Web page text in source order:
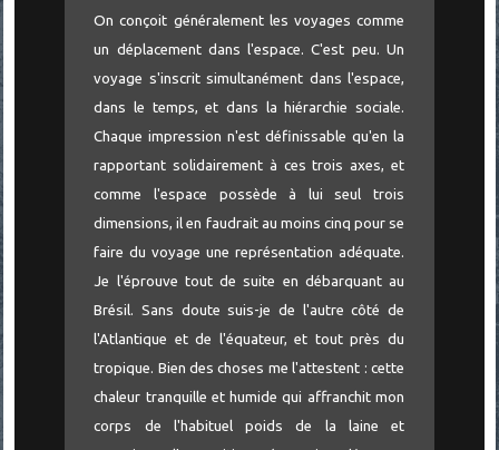
On conçoit généralement les voyages comme
un déplacement dans l'espace. C'est peu. Un
voyage s'inscrit simultanément dans l'espace,
dans le temps, et dans la hiérarchie sociale.
Chaque impression n'est définissable qu'en la
rapportant solidairement à ces trois axes, et
comme l'espace possède à lui seul trois
dimensions, il en faudrait au moins cinq pour se
faire du voyage une représentation adéquate.
Je l'éprouve tout de suite en débarquant au
Brésil. Sans doute suis-je de l'autre côté de
l'Atlantique et de l'équateur, et tout près du
tropique. Bien des choses me l'attestent : cette
chaleur tranquille et humide qui affranchit mon
corps de l'habituel poids de la laine et